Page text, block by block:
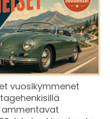
vuosikymmenet
ammentavat